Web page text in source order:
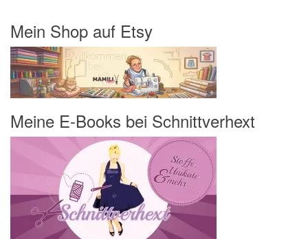
Mein Shop auf Etsy
Meine E-Books bei Schnittverhext